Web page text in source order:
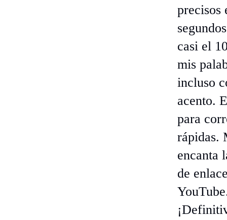
precisos
casi el
mis
incluso
acento.
para
rápidas.
encanta
de